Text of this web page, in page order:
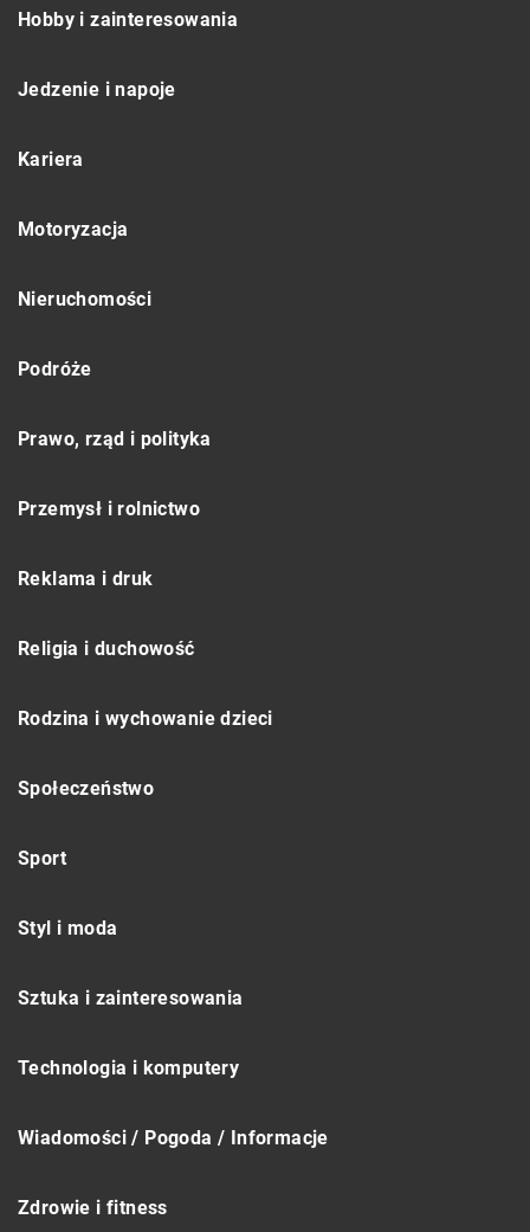
Hobby i zainteresowania
Jedzenie i napoje
Kariera
Motoryzacja
Nieruchomości
Podróże
Prawo, rząd i polityka
Przemysł i rolnictwo
Reklama i druk
Religia i duchowość
Rodzina i wychowanie dzieci
Społeczeństwo
Sport
Styl i moda
Sztuka i zainteresowania
Technologia i komputery
Wiadomości / Pogoda / Informacje
Zdrowie i fitness